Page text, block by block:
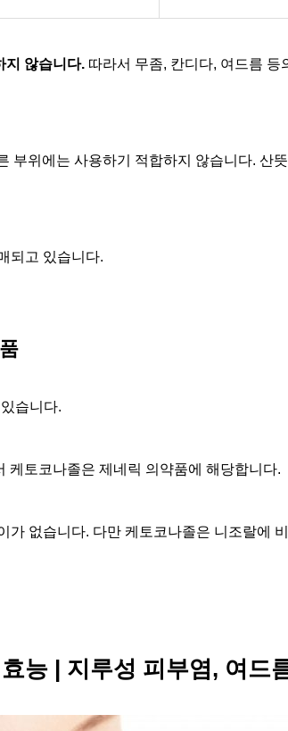
지 않습니다. 따라서 무좀, 칸디다, 여드름
부위에는 사용하기 적합하지 않습니다. 산
되고 있습니다.
습니다.
케토코나졸은 제네릭 의약품에 해당합니다.
가 없습니다. 다만 케토코나졸은 니조랄에
능 | 지루성 피부염, 여드